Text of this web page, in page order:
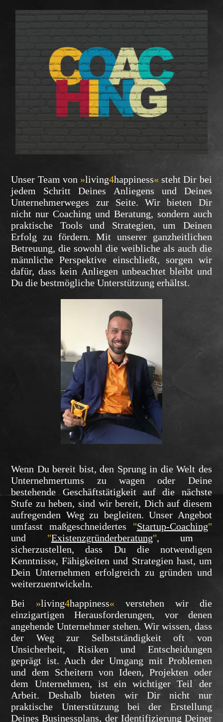
Unser Team von »living4happiness« steht Dir bei
jedem Schritt Deines Anliegens und Deines
Unternehmerweges zur Seite. Wir bieten Dir
nicht nur Coaching und Beratung, sondern auch
praktische Tools und Strategien, um Deinen
Erfolg zu fördern. Mit unserer ganzheitlichen
Betreuung, die sowohl die weibliche als auch die
männliche Perspektive einschließt, sorgen wir
dafür, dass kein Anliegen unbeachtet bleibt und
Du die bestmögliche Unterstützung erhältst.
Wenn Du bereit bist, den Sprung in die Welt des
Unternehmertums zu wagen oder Deine
bestehende Geschäftstätigkeit auf die nächste
Stufe zu heben, sind wir bereit, Dich auf diesem
aufregenden Weg zu begleiten. Unser Angebot
umfasst maßgeschneidertes "Startup-Coaching"
und "Existenzgründerberatung", um
sicherzustellen, dass Du die notwendigen
Kenntnisse, Fähigkeiten und Strategien hast, um
Dein Unternehmen erfolgreich zu gründen und
weiterzuentwickeln.
Bei »living4happiness« verstehen wir die
einzigartigen Herausforderungen, vor denen
angehende Unternehmer stehen. Wir wissen, dass
der Weg zur Selbstständigkeit oft von
Unsicherheit, Risiken und Entscheidungen
geprägt ist. Auch der Umgang mit Problemen
und dem Scheitern von Ideen, Projekten oder
dem Unternehmen, ist ein wichtiger Teil der
Arbeit. Deshalb bieten wir Dir nicht nur
praktische Unterstützung bei der Erstellung
Deines Businessplans, der Identifizierung Deiner